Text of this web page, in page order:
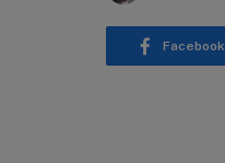
Facebook